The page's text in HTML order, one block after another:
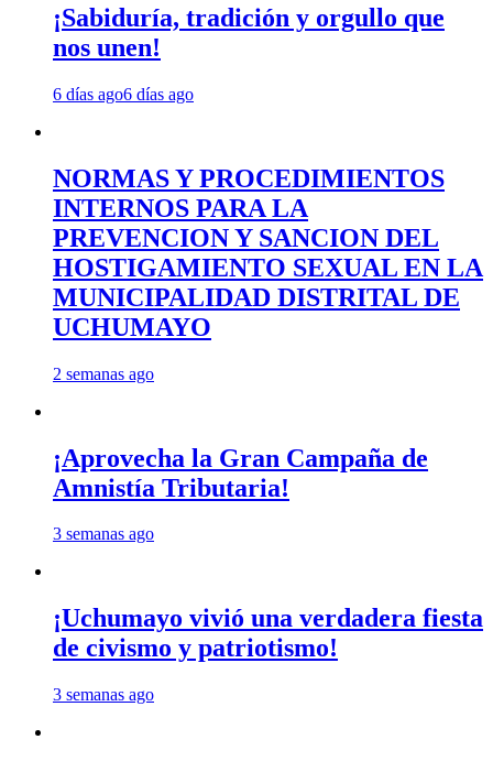
¡Sabiduría, tradición y orgullo que
nos unen!
6 días ago6 días ago
NORMAS Y PROCEDIMIENTOS
INTERNOS PARA LA
PREVENCION Y SANCION DEL
HOSTIGAMIENTO SEXUAL EN LA
MUNICIPALIDAD DISTRITAL DE
UCHUMAYO
2 semanas ago
¡Aprovecha la Gran Campaña de
Amnistía Tributaria!
3 semanas ago
¡Uchumayo vivió una verdadera fiesta
de civismo y patriotismo!
3 semanas ago